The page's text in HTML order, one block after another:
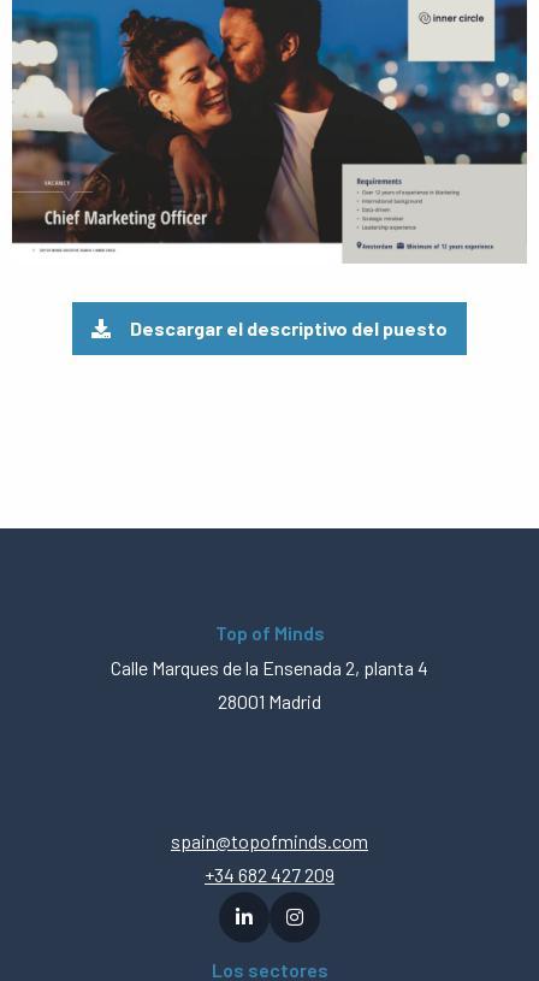
pdf
Descargar el descriptivo del puesto
Top of Minds
Calle Marques de la Ensenada 2, planta 4
28001 Madrid
spain@topofminds.com
+34 682 427 209
Los sectores